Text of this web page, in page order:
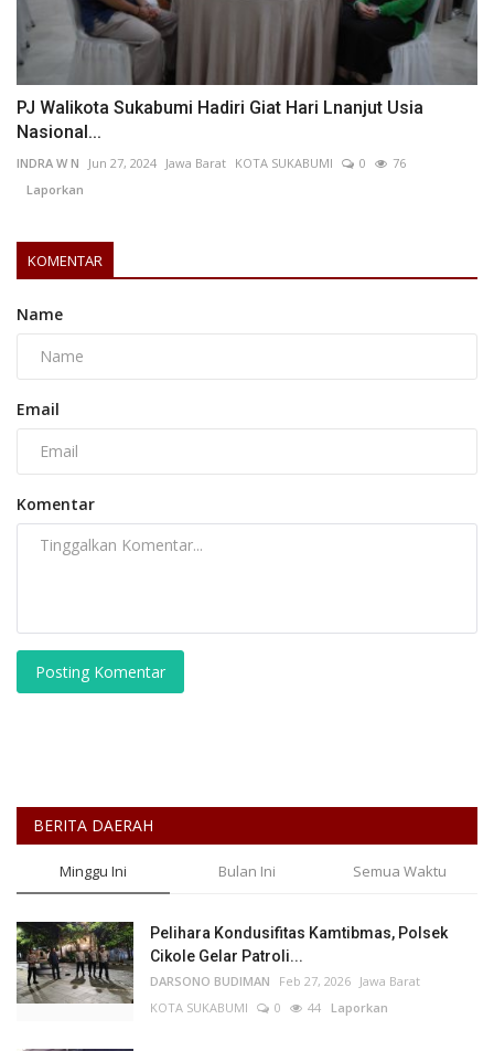
PJ Walikota Sukabumi Hadiri Giat Hari Lnanjut Usia
Nasional...
INDRA W N Jun 27, 2024 Jawa Barat KOTA SUKABUMI 0
76
Laporkan
KOMENTAR
Name
Email
Komentar
Posting Komentar
BERITA DAERAH
Minggu Ini Bulan Ini Semua Waktu
Pelihara Kondusifitas Kamtibmas, Polsek
Cikole Gelar Patroli...
DARSONO BUDIMAN Feb 27, 2026 Jawa Barat
KOTA SUKABUMI
0 44 Laporkan